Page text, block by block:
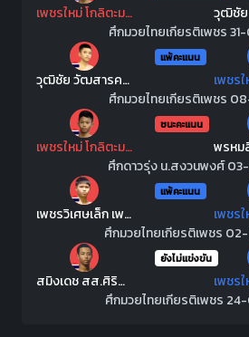
เพชรใหม่ โกลิตะมวยไทย
ศึกมวยไทยเกียรติเพชร
แพ้คะแนน
วุฒิชัย วัฒสารคาม
ศึกมวยไทยเกียรติเพชร
ชนะคะแนน
เพชรใหม่ โกลิตะมวยไทย
ศึกดาวรุ่ง น.สงวนพงศ์
แพ้คะแนน
เพชรวิเศษเล็ก เพชรเกียรติเพชร
ศึกมวยไทยเกียรติเพชร
ยังไม่แข่งขัน
สมิงเดช สส.ศิริพงษ์
ศึกมวยไทยเกียรติเพชร